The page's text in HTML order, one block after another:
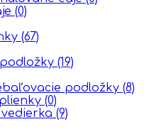
(0)
(67)
(19)
podložky (8)
(0)
(9)